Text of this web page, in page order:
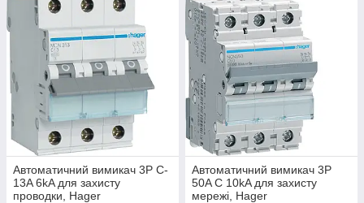
Автоматичний вимикач 3P C-
13A 6kA для захисту
проводки, Hager
Автоматичний вимикач 3P
50A C 10kA для захисту
мережі, Hager